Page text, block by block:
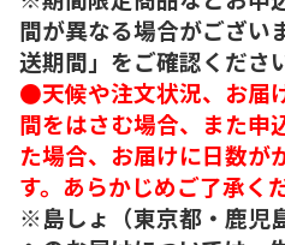
間が異なる場合がござい
送期間」をご確認くださ
●天候や注文状況、お届
間をはさむ場合、また申
た場合、お届けに日数が
す。あらかじめご了承く
※島しょ（東京都・鹿児